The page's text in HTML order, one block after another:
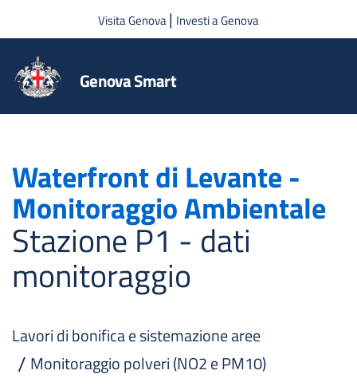
Salta al contenuto principale
Visita Genova| Investi a Genova
Genova Smart
Waterfront di Levante -
Monitoraggio Ambientale
Stazione P1 - dati
monitoraggio
Lavori di bonifica e sistemazione aree
Monitoraggio polveri (NO2 e PM10)